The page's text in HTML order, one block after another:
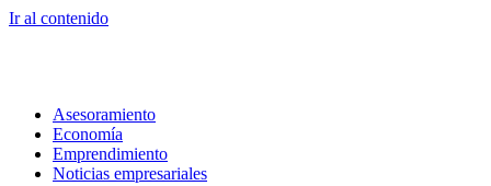
Ir al contenido
Asesoramiento
Economía
Emprendimiento
Noticias empresariales